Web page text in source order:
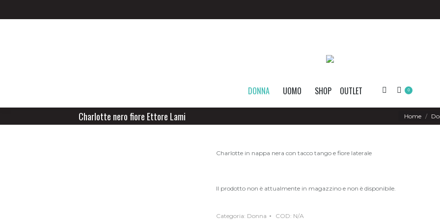
DONNA UOMO SHOP OUTLET Search: 0
Charlotte nero fiore Ettore Lami You are here:
Home
Charlotte in nappa nera con tacco tango e fiore laterale
Il prodotto non è attualmente in magazzino e non è disponibile.
Categoria: Donna COD: N/A